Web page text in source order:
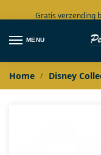
Gratis verzending
MENU
Home / Disney